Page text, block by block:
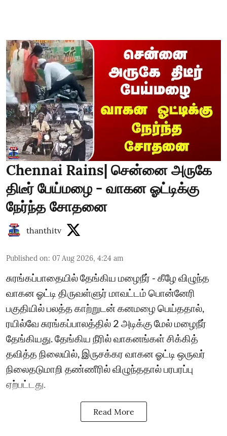
Chennai Rains| சென்னை அருகே
திடீர் பேய்மழை - வாகன ஓட்டிக்கு
நேர்ந்த சோதனை
thanthitv
Published on: 07 Aug 2026, 4:24 am
சுரங்கப்பாதையில் தேங்கிய மழைநீர் - கீழே விழுந்த
வாகன ஓட்டி திருவள்ளுர் மாவட்டம் பொன்னேரி
பகுதியில் பலத்த காற்றுடன் கனமழை பெய்ததால்,
ரயில்வே சுரங்கப்பாலத்தில் 2 அடிக்கு மேல் மழைநீர்
தேங்கியது. தேங்கிய நீரில் வாகனங்கள் சிக்கித்
தவித்த நிலையில், இருசக்கர வாகன ஓட்டி ஒருவர்
நிலைதடுமாறி தண்ணீரில் விழுந்ததால் பரபரப்பு
ஏற்பட்டது.
Read More